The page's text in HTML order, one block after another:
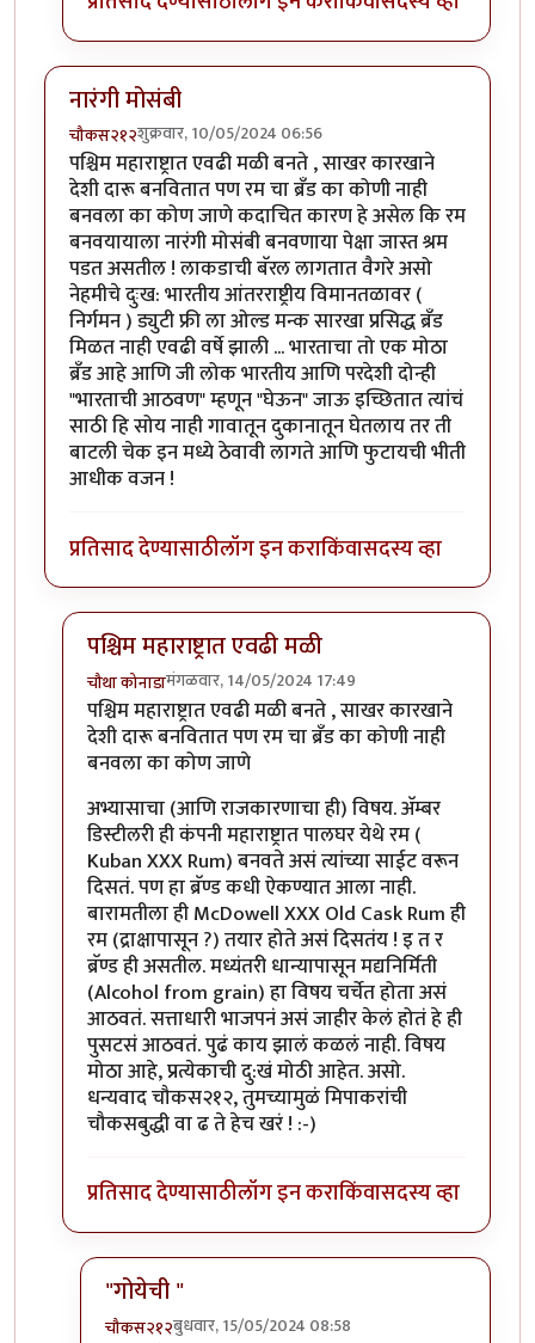
नारंगी मोसंबी
चौकस२१२शुक्रवार, 10/05/2024 06:56
पश्चिम महाराष्ट्रात एवढी मळी बनते , साखर कारखाने
देशी दारू बनवितात पण रम चा ब्रँड का कोणी नाही
बनवला का कोण जाणे कदाचित कारण हे असेल कि रम
बनवयायाला नारंगी मोसंबी बनवणाया पेक्षा जास्त श्रम
पडत असतील ! लाकडाची बॅरल लागतात वैगरे असो
नेहमीचे दुःख: भारतीय आंतरराष्ट्रीय विमानतळावर (
निर्गमन ) ड्युटी फ्री ला ओल्ड मन्क सारखा प्रसिद्ध ब्रँड
मिळत नाही एवढी वर्षे झाली ... भारताचा तो एक मोठा
ब्रँड आहे आणि जी लोक भारतीय आणि परदेशी दोन्ही
"भारताची आठवण" म्हणून "घेऊन" जाऊ इच्छितात त्यांचं
साठी हि सोय नाही गावातून दुकानातून घेतलाय तर ती
बाटली चेक इन मध्ये ठेवावी लागते आणि फुटायची भीती
आधीक वजन !
प्रतिसाद देण्यासाठीलॉग इन कराकिंवासदस्य व्हा
पश्चिम महाराष्ट्रात एवढी मळी
चौथा कोनाडामंगळवार, 14/05/2024 17:49
In reply toनारंगी मोसंबीbyचौकस२१२
पश्चिम महाराष्ट्रात एवढी मळी बनते , साखर कारखाने
देशी दारू बनवितात पण रम चा ब्रँड का कोणी नाही
बनवला का कोण जाणे
अभ्यासाचा (आणि राजकारणाचा ही) विषय. अ‍ॅम्बर
डिस्टीलरी ही कंपनी महाराष्ट्रात पालघर येथे रम (
Kuban XXX Rum) बनवते असं त्यांच्या साईट वरून
दिसतं. पण हा ब्रॅण्ड कधी ऐकण्यात आला नाही.
बारामतीला ही McDowell XXX Old Cask Rum ही
रम (द्राक्षापासून ?) तयार होते असं दिसतंय ! इ त र
ब्रॅण्ड ही असतील. मध्यंतरी धान्यापासून मद्यनिर्मिती
(Alcohol from grain) हा विषय चर्चेत होता असं
आठवतं. सत्ताधारी भाजपनं असं जाहीर केलं होतं हे ही
पुसटसं आठवतं. पुढं काय झालं कळलं नाही. विषय
मोठा आहे, प्रत्येकाची दु:खं मोठी आहेत. असो.
धन्यवाद चौकस२१२, तुमच्यामुळं मिपाकरांची
चौकसबुद्धी वा ढ ते हेच खरं ! :-)
प्रतिसाद देण्यासाठीलॉग इन कराकिंवासदस्य व्हा
"गोयेची "
चौकस२१२बुधवार, 15/05/2024 08:58